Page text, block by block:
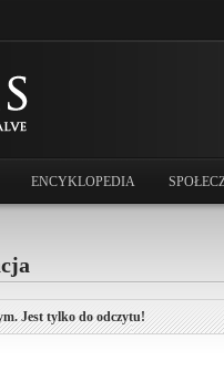
ENCYKLOPEDIA
Jest tylko do odczytu!